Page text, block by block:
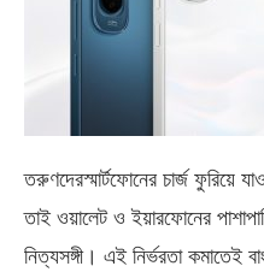
তরুণদেরস্মার্টফোনের চার্জ ফুরিয়ে
তাই ওয়ালেট ও ইয়ারফোনের
নিত্যসঙ্গী। এই নির্ভরতা কমাতেই